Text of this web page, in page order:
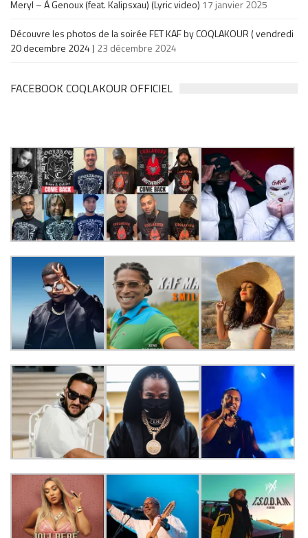
Meryl – À Genoux (feat. Kalipsxau) (Lyric video) 17 janvier 2025
Découvre les photos de la soirée FET KAF by COQLAKOUR ( vendredi
20 decembre 2024 ) 23 décembre 2024
FACEBOOK COQLAKOUR OFFICIEL